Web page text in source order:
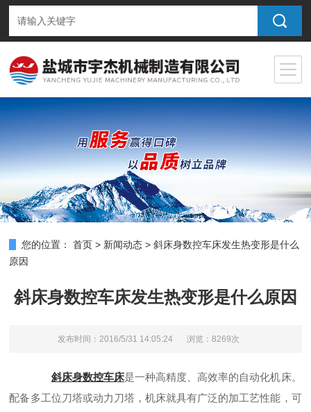
您的位置： 首页 > 新闻动态 >斜床身数控车床发生热变形是什么
原因
斜床身数控车床发生热变形是什么原因
发布时间：2016/5/31 14:05:24 浏览：8269次
斜床身数控车床是一种高精度、高效率的自动化机床。
配备多工位刀塔或动力刀塔，机床就具有广泛的加工艺性能，可